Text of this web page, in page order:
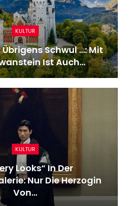
KULTUR
Schwul …: Mit
Ist Auch…
KULTUR
Looks“ In Der
Nur Die Herzogin
Von…